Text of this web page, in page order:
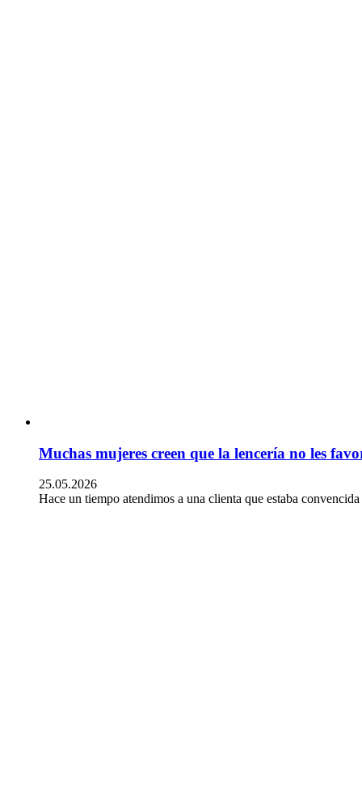
Muchas mujeres creen que la lencería no les
25.05.2026
Hace un tiempo atendimos a una clienta que estaba